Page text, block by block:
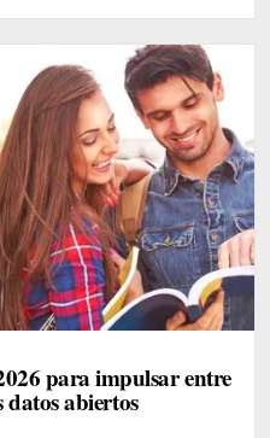
para impulsar entre
datos abiertos